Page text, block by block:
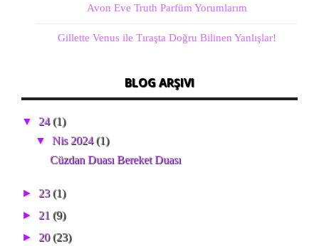
Avon Eve Truth Parfüm Yorumlarım
Gillette Venus ile Tıraşta Doğru Bilinen Yanlışlar!
BLOG ARŞIVI
▼ 24(1)
▼Nis 2024(1)
Cüzdan Duası Bereket Duası
► 23(1)
► 21 (9)
► 20(23)